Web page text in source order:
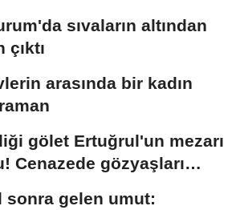
sıvaların altından
çıktı
arasında bir kadın
gölet Ertuğrul'un mezarı
Cenazede gözyaşları
sonra gelen umut: